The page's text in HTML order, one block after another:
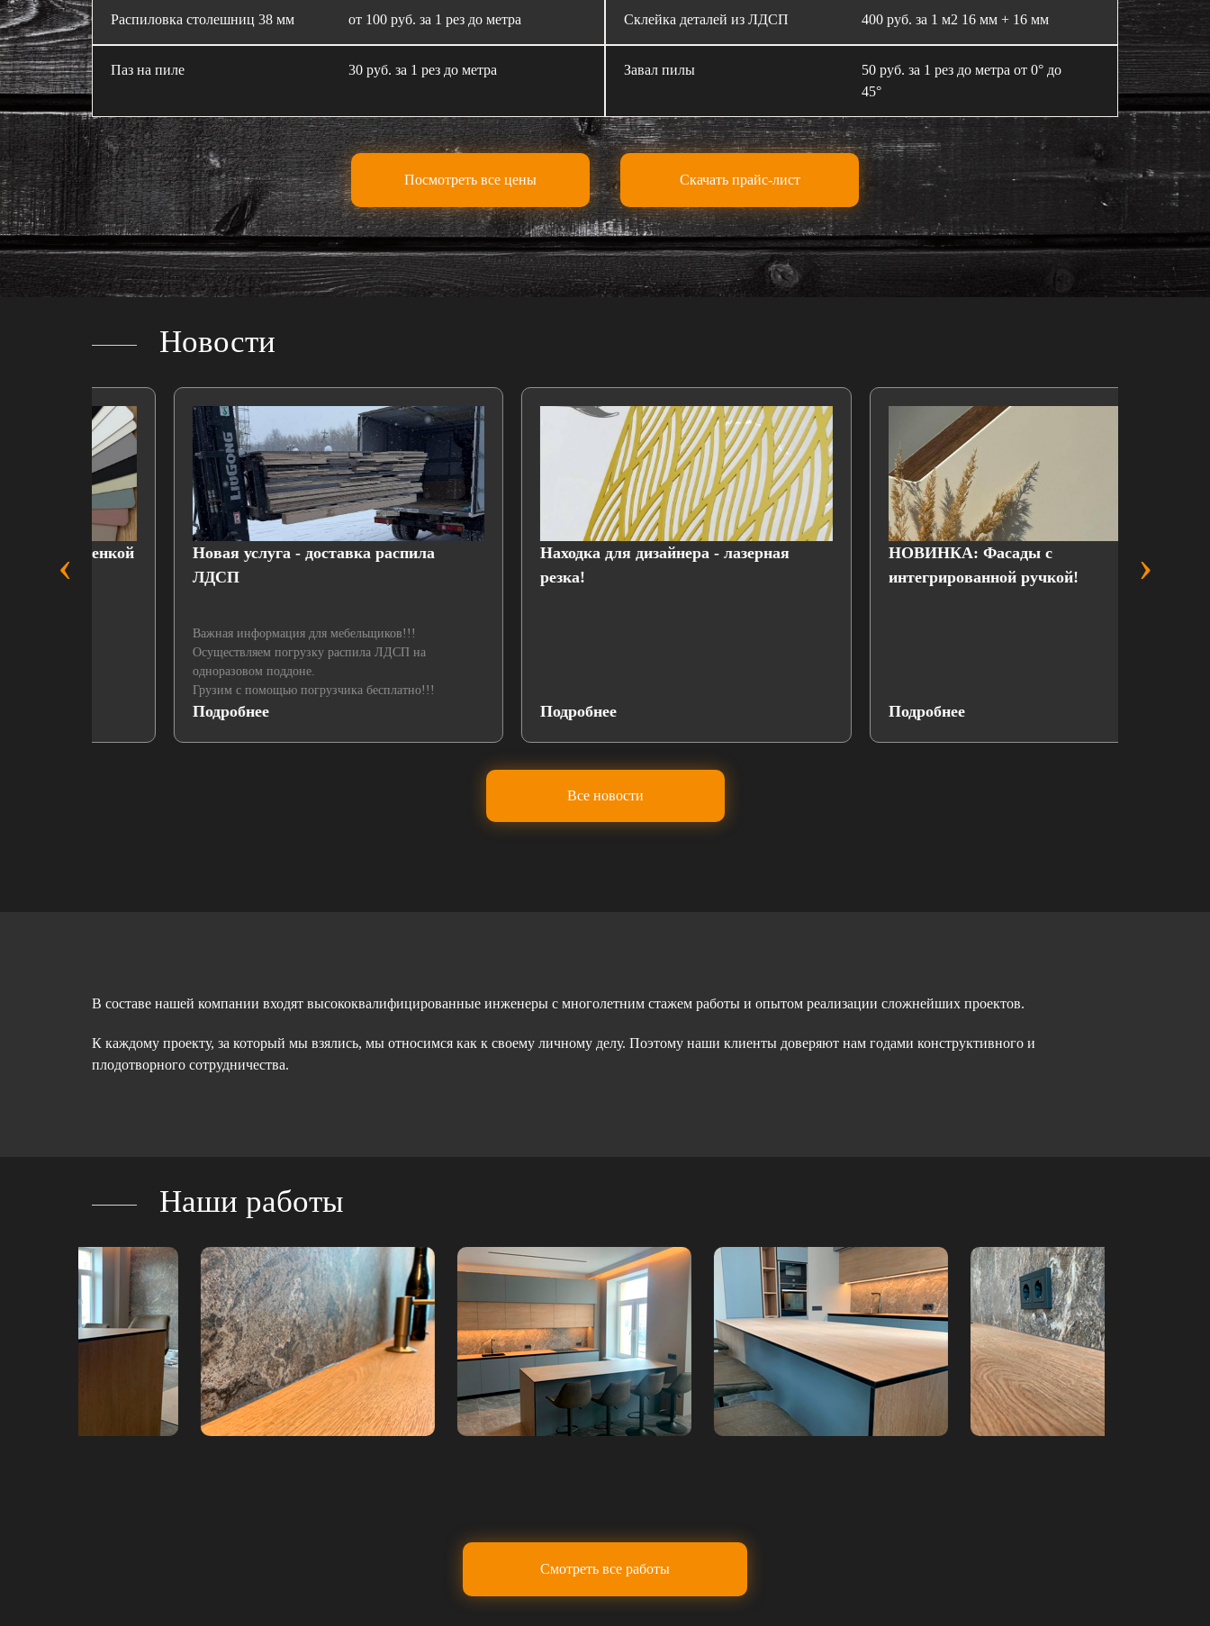
Распиловка столешниц 38 мм от 100 руб. за 1 рез до метра Склейка деталей из ЛДСП 400 руб. за 1 м2 16 мм + 16 мм
Паз на пиле 30 руб. за 1 рез до метра Завал пилы
50 руб. за 1 рез до метра от 0° до
45°
Посмотреть все цены Скачать прайс-лист
Новости
Новая услуга - доставка распила
Важная информация для мебельщиков!!!
Осуществляем погрузку распила ЛДСП на
одноразовом поддоне.
Грузим с помощью погрузчика бесплатно!!!
Находка для дизайнера - лазерная
НОВИНКА: Фасады с
интегрированной ручкой!
‹ ›
Все новости
В составе нашей компании входят высококвалифицированные инженеры с многолетним стажем работы и опытом реализации сложнейших проектов.
К каждому проекту, за который мы взялись, мы относимся как к своему личному делу. Поэтому наши клиенты доверяют нам годами конструктивного и
плодотворного сотрудничества.
Наши работы
Смотреть все работы